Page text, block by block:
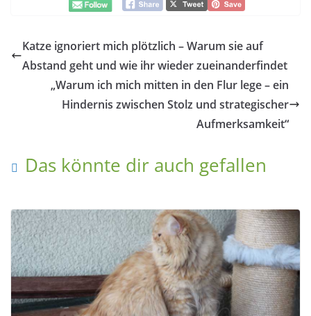
Katze ignoriert mich plötzlich – Warum sie auf
Abstand geht und wie ihr wieder zueinanderfindet
„Warum ich mich mitten in den Flur lege – ein
Hindernis zwischen Stolz und strategischer
Aufmerksamkeit“
Das könnte dir auch gefallen